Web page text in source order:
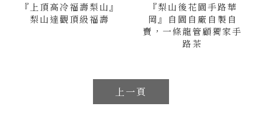
『上頂高冷福壽梨山』
梨山達觀頂級福壽
『梨山後花園手路華
岡』自園自廠自製自
賣，一條龍管顧獨家手
路茶
上一頁